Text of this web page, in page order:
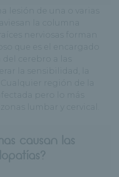
lesión de una o varias
la columna
nerviosas forman
que es el encargado
cerebro a las
la sensibilidad, la
región de la
pero lo más
lumbar y cervical.